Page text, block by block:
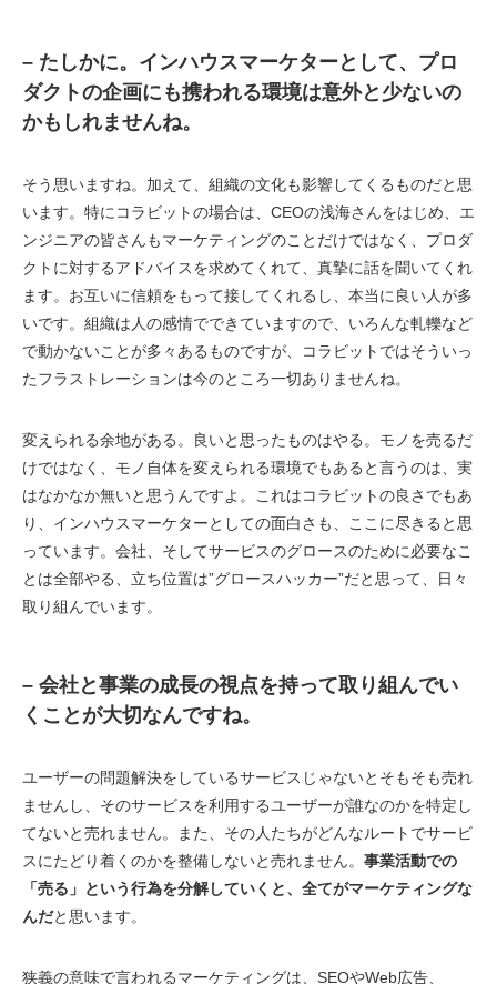
– たしかに。インハウスマーケターとして、プロ
ダクトの企画にも携われる環境は意外と少ないの
かもしれませんね。
そう思いますね。加えて、組織の文化も影響してくるものだと思
います。特にコラビットの場合は、CEOの浅海さんをはじめ、エ
ンジニアの皆さんもマーケティングのことだけではなく、プロダ
クトに対するアドバイスを求めてくれて、真摯に話を聞いてくれ
ます。お互いに信頼をもって接してくれるし、本当に良い人が多
いです。組織は人の感情でできていますので、いろんな軋轢など
で動かないことが多々あるものですが、コラビットではそういっ
たフラストレーションは今のところ一切ありませんね。
変えられる余地がある。良いと思ったものはやる。モノを売るだ
けではなく、モノ自体を変えられる環境でもあると言うのは、実
はなかなか無いと思うんですよ。これはコラビットの良さでもあ
り、インハウスマーケターとしての面白さも、ここに尽きると思
っています。会社、そしてサービスのグロースのために必要なこ
とは全部やる、立ち位置は”グロースハッカー”だと思って、日々
取り組んでいます。
– 会社と事業の成長の視点を持って取り組んでい
くことが大切なんですね。
ユーザーの問題解決をしているサービスじゃないとそもそも売れ
ませんし、そのサービスを利用するユーザーが誰なのかを特定し
てないと売れません。また、その人たちがどんなルートでサービ
スにたどり着くのかを整備しないと売れません。 事業活動での
「売る」という行為を分解していくと、全てがマーケティングな
んだと思います。
狭義の意味で言われるマーケティングは、SEOやWeb広告、